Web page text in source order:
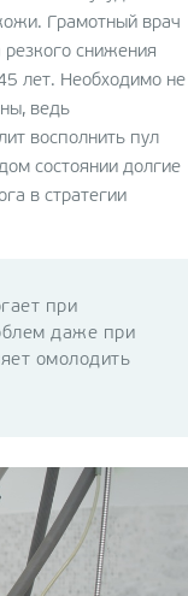
Грамотный врач
резкого снижения
лет. Необходимо не
ведь
восполнить пул
состоянии долгие
в стратегии
при
даже при
омолодить